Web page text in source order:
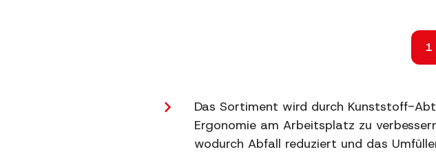
1
Das Sortiment wird durch Kunststoff-
Ergonomie am Arbeitsplatz zu
wodurch Abfall reduziert und das